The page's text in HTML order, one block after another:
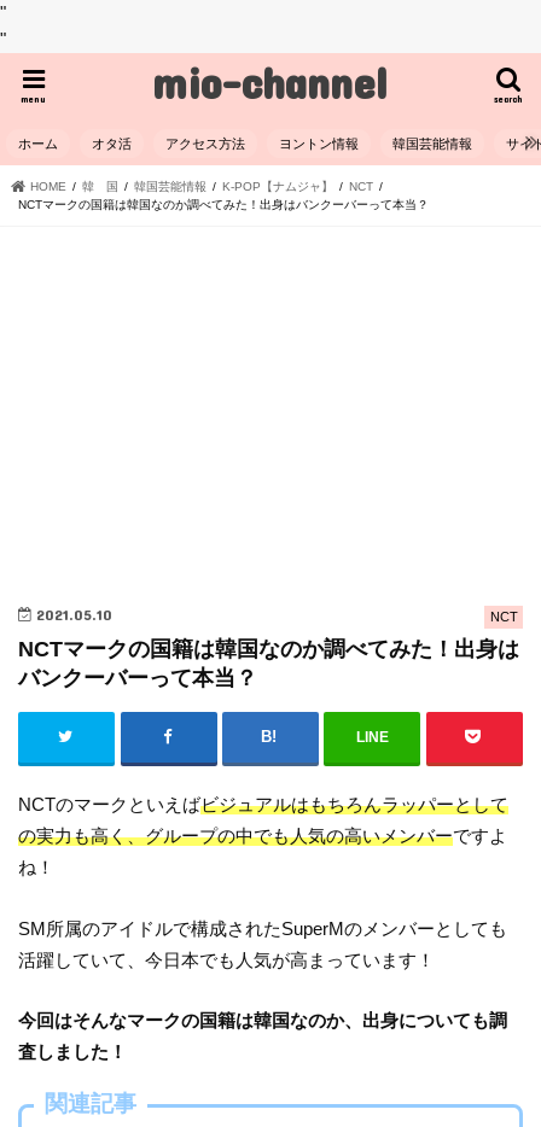
"
"
mio-channel search
menu
ホーム オタ活 アクセス方法 ヨントン情報 韓国芸能情報 サイ
HOME 韓 国 韓国芸能情報 K-POP【ナムジャ】
NCT
NCTマークの国籍は韓国なのか調べてみた！出身はバンクーバーって本当？
NCT
2021.05.10
NCTマークの国籍は韓国なのか調べてみた！出身は
バンクーバーって本当？
LINE
NCTのマークといえばビジュアルはもちろんラッパーとして
の実力も高く、グループの中でも人気の高いメンバーですよ
ね！
SM所属のアイドルで構成されたSuperMのメンバーとしても
活躍していて、今日本でも人気が高まっています！
今回はそんなマークの国籍は韓国なのか、出身についても調
査しました！
関連記事